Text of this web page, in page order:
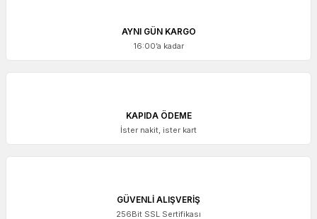
AYNI GÜN KARGO
16:00’a kadar
KAPIDA ÖDEME
İster nakit, ister kart
GÜVENLİ ALIŞVERİŞ
256Bit SSL Sertifikası